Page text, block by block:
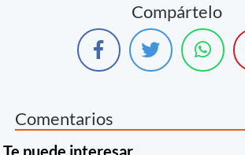
Compártelo
Comentarios